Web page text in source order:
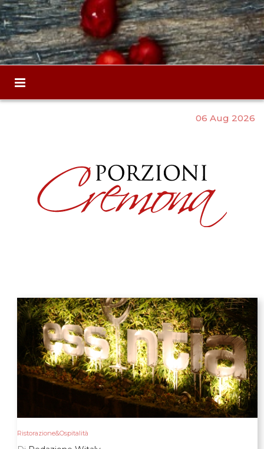
06 Aug 2026
Ristorazione&Ospitalità